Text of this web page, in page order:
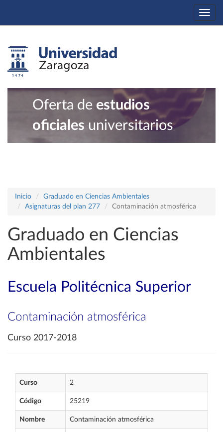
Oferta de estudios
oficiales universitarios
Inicio
Graduado en Ciencias Ambientales
Asignaturas del plan 277
Contaminación atmosférica
Graduado en Ciencias
Ambientales
Escuela Politécnica Superior
Contaminación atmosférica
Curso 2017-2018
Curso 2
Código 25219
Nombre Contaminación atmosférica